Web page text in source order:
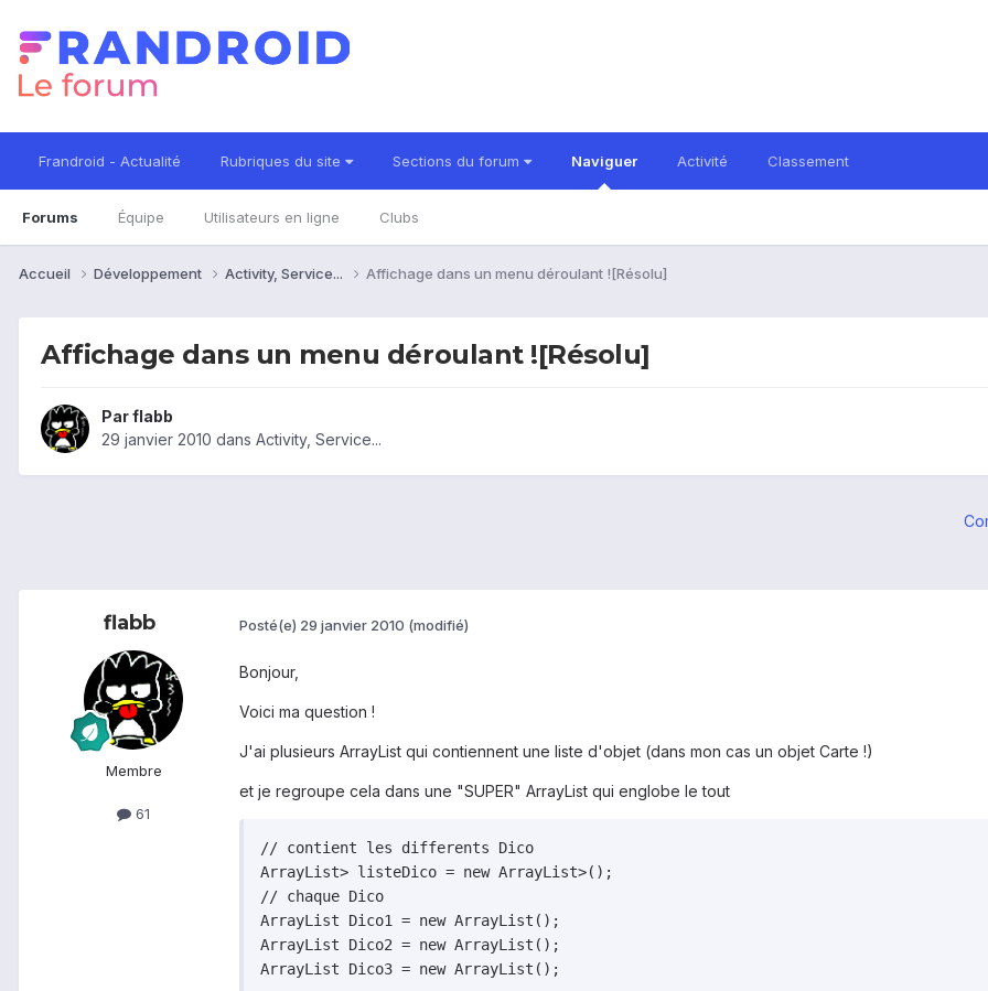
Frandroid - Actualité Rubriques du site Sections du forum Naviguer
Forums Équipe Utilisateurs en ligne Clubs
Activité Classement
Accueil Développement Activity, Service... Affichage dans un menu déroulant ![Résolu]
Affichage dans un menu déroulant ![Résolu]
Parflabb
29 janvier 2010 dans Activity, Service...
flabb
Membre
61
Posté(e) 29 janvier 2010 (modifié)
Bonjour,
Voici ma question !
J'ai plusieurs ArrayList qui contiennent une liste d'objet (dans mon cas un objet Carte !)
et je regroupe cela dans une "SUPER" ArrayList qui englobe le tout
// contient les differents Dico
ArrayList> listeDico = new ArrayList>();
// chaque Dico
ArrayList Dico1 = new ArrayList();
ArrayList Dico2 = new ArrayList();
ArrayList Dico3 = new ArrayList();